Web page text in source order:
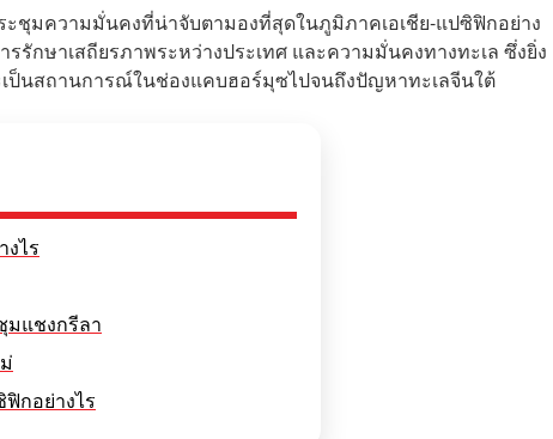
ะชุมความมั่นคงที่น่าจับตามองที่สุดในภูมิภาคเอเชีย-แปซิฟิกอย่าง
รักษาเสถียรภาพระหว่างประเทศ และความมั่นคงทางทะเล ซึ่งยิ่ง
ป็นสถานการณ์ในช่องแคบฮอร์มุซไปจนถึงปัญหาทะเลจีนใต้
ไร
มแชงกรีลา
กอย่างไร